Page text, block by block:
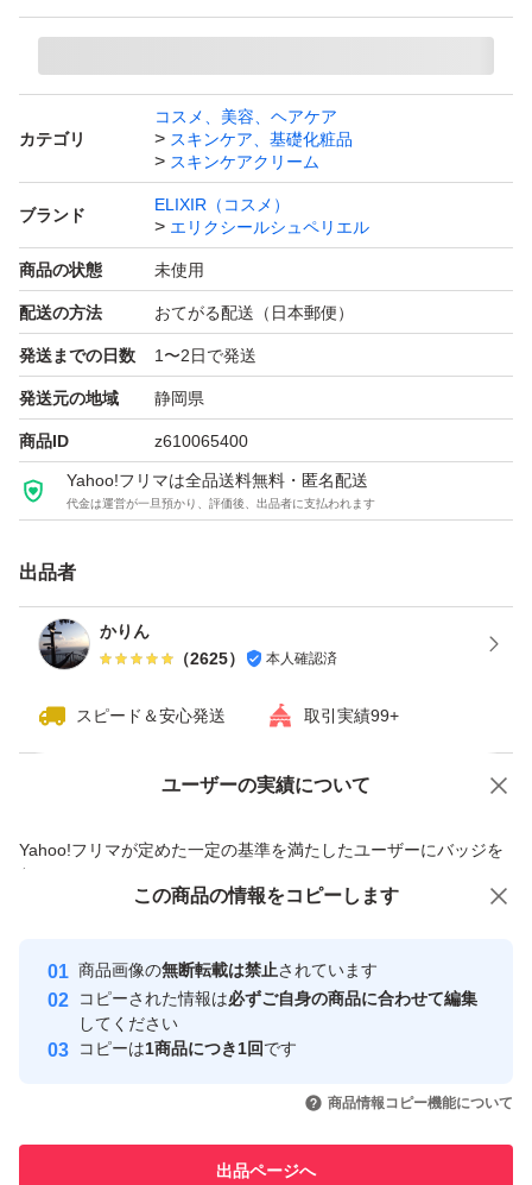
カテゴリ
コスメ、美容、ヘアケア
スキンケア、基礎化粧品
スキンケアクリーム
ブランド
ELIXIR（コスメ）
エリクシールシュペリエル
商品の状態 未使用
配送の方法 おてがる配送（日本郵便）
発送までの日数 1〜2日で発送
発送元の地域 静岡県
商品ID z610065400
Yahoo!フリマは全品送料無料・匿名配送
代金は運営が一旦預かり、評価後、出品者に支払われます
出品者
かりん
（2625） 本人確認済
スピード＆安心発送 取引実績99+
ユーザーの実績について
Yahoo!フリマが定めた一定の基準を満たしたユーザーにバッジを
付与しています
安心取引出品者
心・安全なユーザーです
取引実績
引を完了させた実績があります
での取引実績があります
価格の相談 商品への質問
この商品の情報をコピーします
商品画像の無断転載は禁止されています
コピーされた情報は必ずご自身の商品に合わせて編集
してください
コピーは1商品につき1回です
商品情報コピー機能について
出品ページへ
この商品をみている人にオススメ